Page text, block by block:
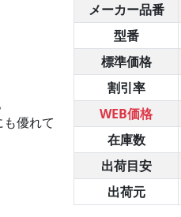
優れて
メーカー品番
型番
標準価格
割引率
WEB価格
在庫数
出荷目安
出荷元